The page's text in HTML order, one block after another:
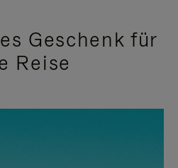
Geschenk für
Reise